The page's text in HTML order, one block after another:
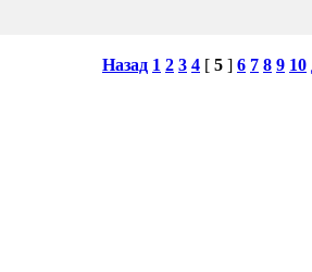
Назад 1 2 3 4 [ 5 ] 6 7 8 9 10